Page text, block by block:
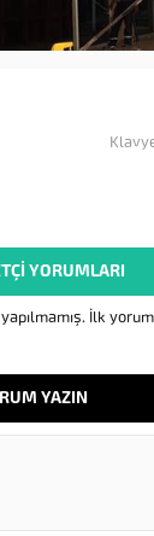
YORUMLARI
İlk
YAZIN